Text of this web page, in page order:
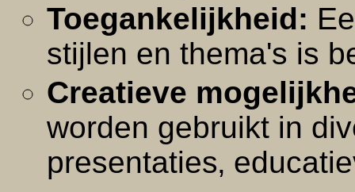
Toegankelijkheid:
stijlen en thema's is
Creatieve
worden gebruikt in
presentaties‚